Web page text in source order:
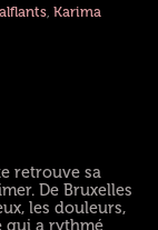
, Karima
retrouve sa
De Bruxelles
les douleurs,
qui a rythmé